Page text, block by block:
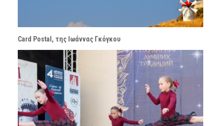
Card Postal, της Ιωάννας Γκόγκου